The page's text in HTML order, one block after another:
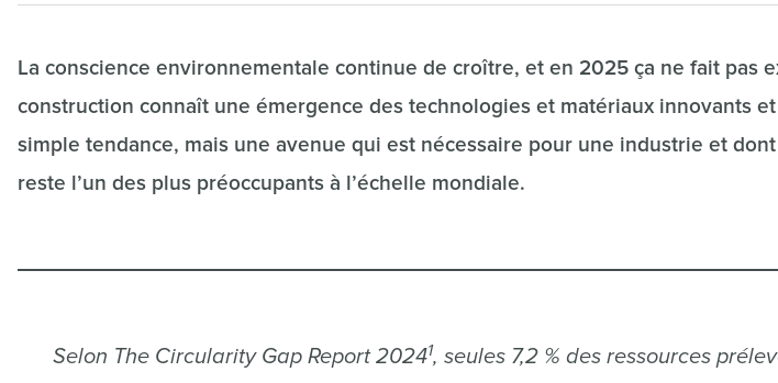
La conscience environnementale continue de croître, et en 2025 ça ne fait pas
construction connaît une émergence des technologies et matériaux innovants
simple tendance, mais une avenue qui est nécessaire pour une industrie et
reste l’un des plus préoccupants à l’échelle mondiale.
Selon The Circularity Gap Report 20241, seules 7,2 % des ressources